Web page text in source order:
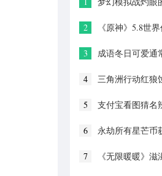
2
《原神》5.8世
3
成语冬日可爱通
4 三角洲行动红狼
5
支付宝看图猜名
6
永劫所有星芒币
7
《无限暖暖》